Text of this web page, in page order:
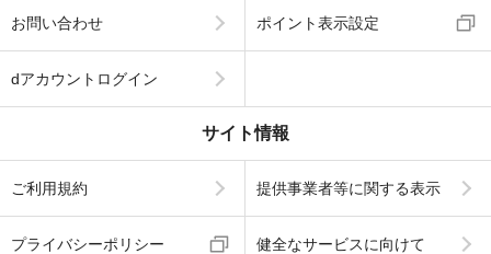
お問い合わせ ポイント表示設定
dアカウントログイン
サイト情報
ご利用規約 提供事業者等に関する表示
プライバシーポリシー 健全なサービスに向けて